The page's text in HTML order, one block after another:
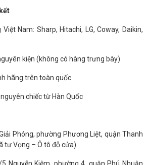
Nam: Sharp, Hitachi, LG, Coway, Daikin,
kiện (không có hàng trưng bày)
hãng trên toàn quốc
chiếc từ Hàn Quốc
Phóng, phường Phương Liệt, quận Thanh
tư Vọng – Ô tô đỗ cửa)